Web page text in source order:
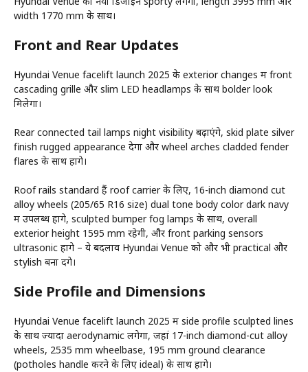
width 1770 mm के साथ।
Front and Rear Updates
Hyundai Venue facelift launch 2025 के exterior changes में front
cascading grille और slim LED headlamps के साथ bolder look
मिलेगा।
Rear connected tail lamps night visibility बढ़ाएंगे, skid plate silver
finish rugged appearance देगा और wheel arches cladded fender
flares के साथ होंगे।
Roof rails standard हैं roof carrier के लिए, 16-inch diamond cut
alloy wheels (205/65 R16 size) dual tone body color dark navy
में उपलब्ध होंगे, sculpted bumper fog lamps के साथ, overall
exterior height 1595 mm रहेगी, और front parking sensors
ultrasonic होंगे – ये बदलाव Hyundai Venue को और भी practical और
stylish बना देंगे।
Side Profile and Dimensions
Hyundai Venue facelift launch 2025 में side profile sculpted lines
के साथ ज्यादा aerodynamic लगेगा, जहां 17-inch diamond-cut alloy
wheels, 2535 mm wheelbase, 195 mm ground clearance
(potholes handle करने के लिए ideal) के साथ होंगे।